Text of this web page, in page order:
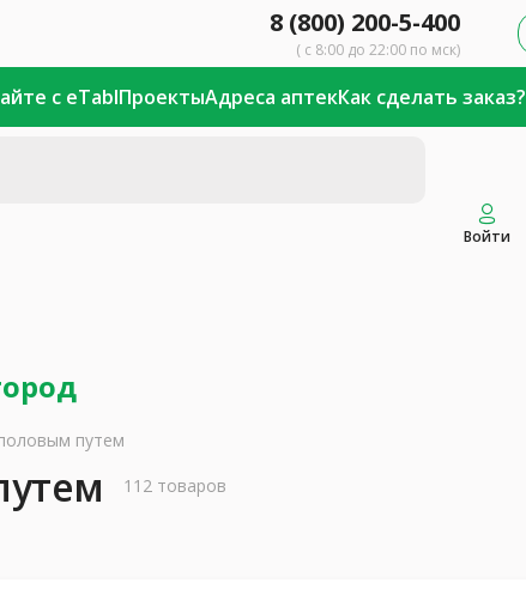
8 (800) 200-5-400
( с 8:00 до 22:00 по мск)
с eTablПроектыАдреса аптекКак сделать заказ?
Войти
путем
112 товаров